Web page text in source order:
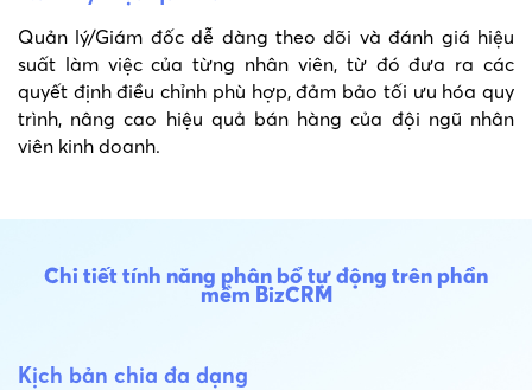
Quản lý/Giám đốc dễ dàng theo dõi và đánh giá hiệu
suất làm việc của từng nhân viên, từ đó đưa ra các
quyết định điều chỉnh phù hợp, đảm bảo tối ưu hóa quy
trình, nâng cao hiệu quả bán hàng của đội ngũ nhân
viên kinh doanh.
Chi tiết tính năng phân bổ tự động trên phần
mềm BizCRM
Kịch bản chia đa dạng